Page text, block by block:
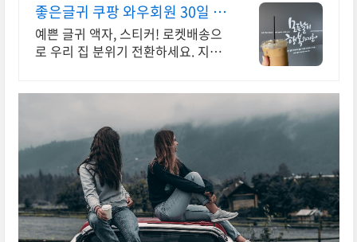
좋은글귀 쿠팡 와우회원 30일 반
품
예쁜 글귀 액자, 스티커! 로켓배송으
로 우리 집 분위기 전환하세요. 지친